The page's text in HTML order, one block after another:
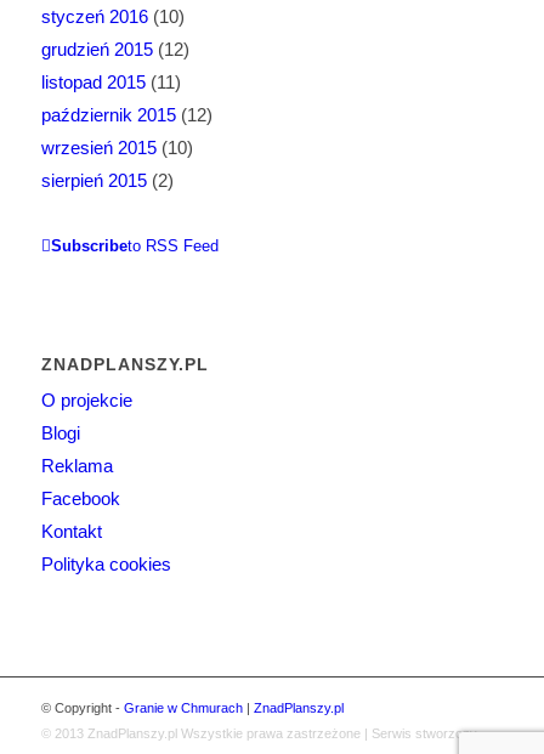
styczeń 2016(10)
grudzień 2015(12)
listopad 2015(11)
październik 2015(12)
wrzesień 2015(10)
sierpień 2015(2)
Subscribeto RSS Feed
ZNADPLANSZY.PL
O projekcie
Blogi
Reklama
Facebook
Kontakt
Polityka cookies
© Copyright - Granie w Chmurach| ZnadPlanszy.pl
© 2013 ZnadPlanszy.plWszystkie prawa zastrzeżone | Serwis stworzony